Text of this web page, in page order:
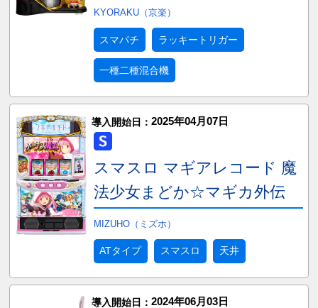
KYORAKU（京楽）
スマパチ ラッキートリガー
一種二種混合機
導入開始日： 2025年04月07日
スマスロ マギアレコード 魔
法少女まどか☆マギカ外伝
MIZUHO（ミズホ）
ATタイプ スマスロ 天井
導入開始日： 2024年06月03日